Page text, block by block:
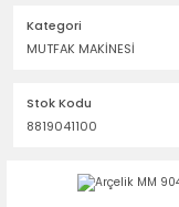
Kategori
MUTFAK MAKİNESİ
Stok Kodu
8819041100